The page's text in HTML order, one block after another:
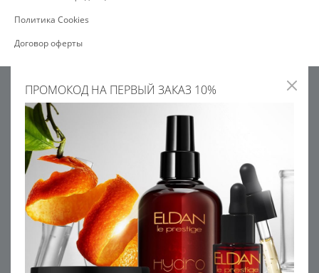
Политика Cookies
Договор оферты
ПРОМОКОД НА ПЕРВЫЙ ЗАКАЗ 10%